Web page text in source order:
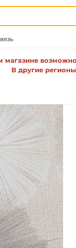
В другие